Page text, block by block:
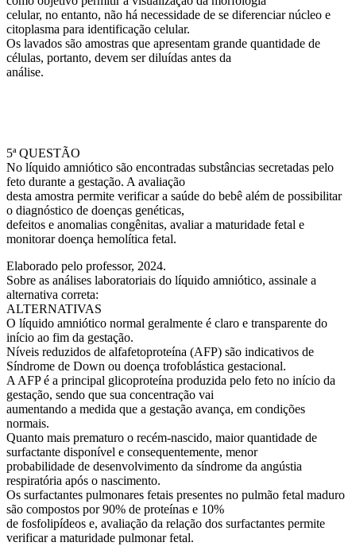
celular, no entanto, não há necessidade de se diferenciar núcleo e
citoplasma para identificação celular.
Os lavados são amostras que apresentam grande quantidade de
células, portanto, devem ser diluídas antes da
análise.
5ª QUESTÃO
No líquido amniótico são encontradas substâncias secretadas pelo
feto durante a gestação. A avaliação
desta amostra permite verificar a saúde do bebê além de possibilitar
o diagnóstico de doenças genéticas,
defeitos e anomalias congênitas, avaliar a maturidade fetal e
monitorar doença hemolítica fetal.
Elaborado pelo professor, 2024.
Sobre as análises laboratoriais do líquido amniótico, assinale a
alternativa correta:
ALTERNATIVAS
O líquido amniótico normal geralmente é claro e transparente do
início ao fim da gestação.
Níveis reduzidos de alfafetoproteína (AFP) são indicativos de
Síndrome de Down ou doença trofoblástica gestacional.
A AFP é a principal glicoproteína produzida pelo feto no início da
gestação, sendo que sua concentração vai
aumentando a medida que a gestação avança, em condições
normais.
Quanto mais prematuro o recém-nascido, maior quantidade de
surfactante disponível e consequentemente, menor
probabilidade de desenvolvimento da síndrome da angústia
respiratória após o nascimento.
Os surfactantes pulmonares fetais presentes no pulmão fetal maduro
são compostos por 90% de proteínas e 10%
de fosfolipídeos e, avaliação da relação dos surfactantes permite
verificar a maturidade pulmonar fetal.